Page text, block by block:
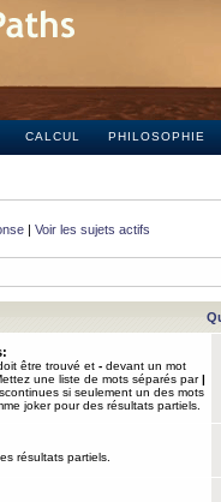
CALCUL PHILOSOPHIE
| Voir les sujets actifs
être trouvé et - devant un mot
une liste de mots séparés par|
si seulement un des mots
joker pour des résultats partiels.
résultats partiels.